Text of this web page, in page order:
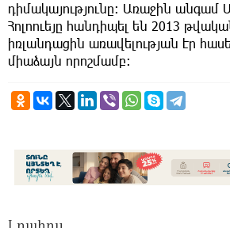
դիմակայությունը։ Առաջին անգամ
Հոլոուեյը հանդիպել են 2013
իռլանդացին առավելության էր
միաձայն որոշմամբ։